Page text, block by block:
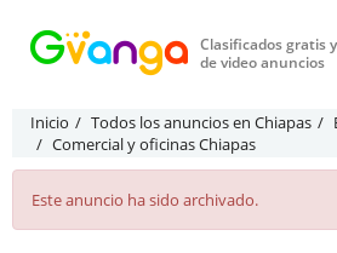
Clasificados gratis
de video anuncios
Inicio Todos los anuncios en Chiapas
Comercial y oficinas Chiapas
Este anuncio ha sido archivado.